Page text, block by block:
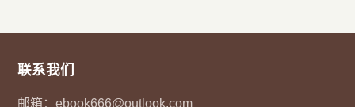
联系我们
邮箱：ebook666@outlook.com